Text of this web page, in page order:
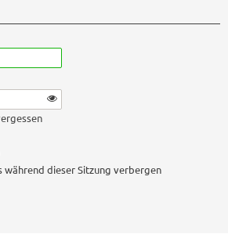
während dieser Sitzung verbergen